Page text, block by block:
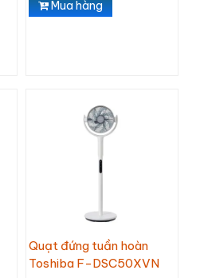
Mua hàng
Quạt đứng tuần hoàn
Toshiba F-DSC50XVN